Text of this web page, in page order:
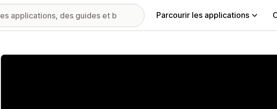
Parcourir les applications
Galerie d’images vedette